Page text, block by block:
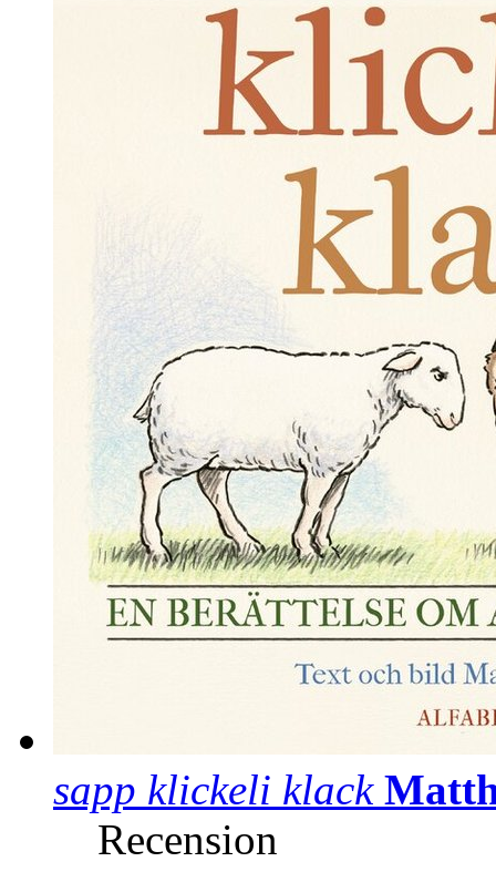
sapp klickeli klack
Recension